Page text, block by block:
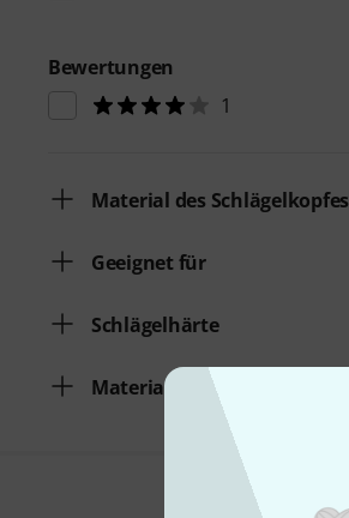
Bewertungen
1
Material des Schlägelkopfes
Geeignet für
Schlägelhärte
Material des Stiels